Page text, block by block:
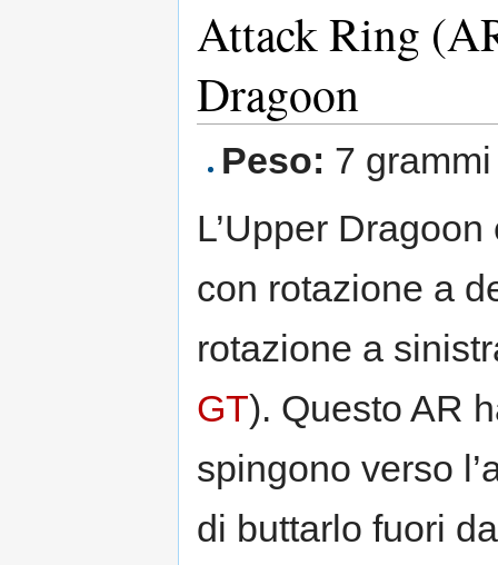
Attack Ring
Dragoon
Peso: 7 grammi
L’Upper
con rotazione a
rotazione a
GT). Questo AR
spingono verso
di buttarlo fuori